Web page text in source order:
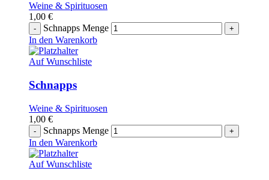
Weine & Spirituosen
1,00 €
Schnapps Menge
In den Warenkorb
Auf Wunschliste
Schnapps
Weine & Spirituosen
1,00 €
Schnapps Menge
In den Warenkorb
Auf Wunschliste